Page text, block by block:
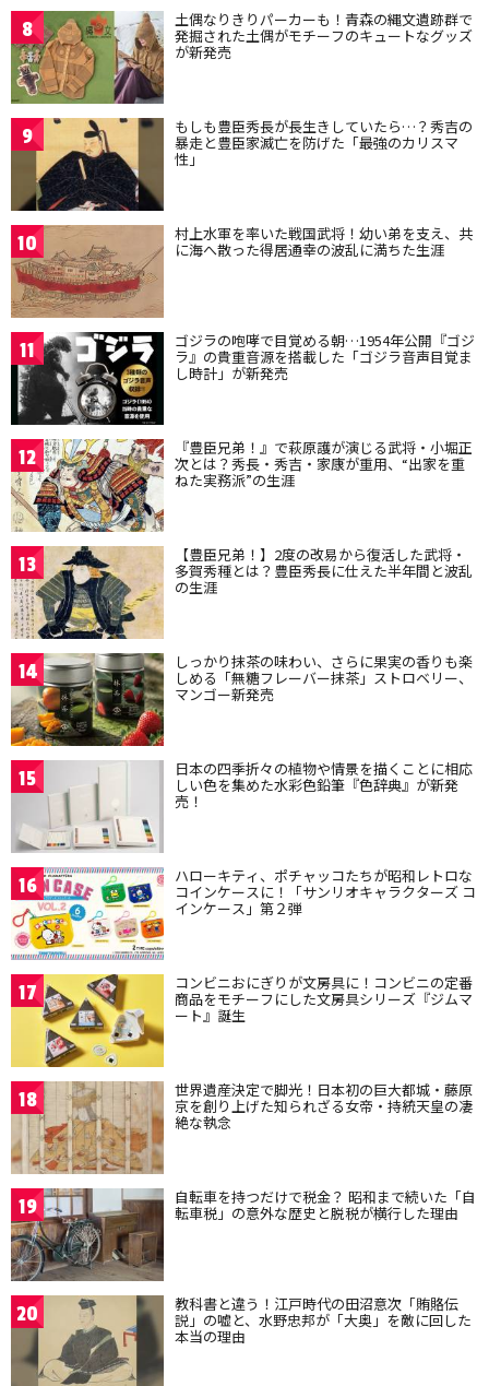
8 土偶なりきりパーカーも！青森の縄文遺跡群で
発掘された土偶がモチーフのキュートなグッズ
が新発売
9 もしも豊臣秀長が長生きしていたら…？秀吉の
暴走と豊臣家滅亡を防げた「最強のカリスマ
性」
10 村上水軍を率いた戦国武将！幼い弟を支え、共
に海へ散った得居通幸の波乱に満ちた生涯
11 ゴジラの咆哮で目覚める朝…1954年公開『ゴジ
ラ』の貴重音源を搭載した「ゴジラ音声目覚ま
し時計」が新発売
12 『豊臣兄弟！』で萩原護が演じる武将・小堀正
次とは？秀長・秀吉・家康が重用、“出家を重
ねた実務派”の生涯
13 【豊臣兄弟！】2度の改易から復活した武将・
多賀秀種とは？豊臣秀長に仕えた半年間と波乱
の生涯
14 しっかり抹茶の味わい、さらに果実の香りも楽
しめる「無糖フレーバー抹茶」ストロベリー、
マンゴー新発売
15 日本の四季折々の植物や情景を描くことに相応
しい色を集めた水彩色鉛筆『色辞典』が新発
売！
16 ハローキティ、ポチャッコたちが昭和レトロな
コインケースに！「サンリオキャラクターズ コ
インケース」第２弾
17 コンビニおにぎりが文房具に！コンビニの定番
商品をモチーフにした文房具シリーズ『ジムマ
ート』誕生
18 世界遺産決定で脚光！日本初の巨大都城・藤原
京を創り上げた知られざる女帝・持統天皇の凄
絶な執念
19 自転車を持つだけで税金？ 昭和まで続いた「自
転車税」の意外な歴史と脱税が横行した理由
20 教科書と違う！江戸時代の田沼意次「賄賂伝
説」の嘘と、水野忠邦が「大奥」を敵に回した
本当の理由